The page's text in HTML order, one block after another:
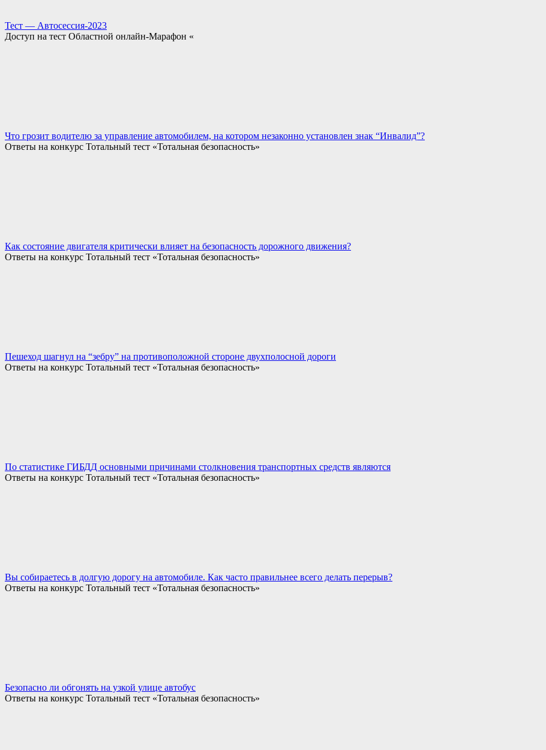
Тест — Автосессия-2023
Доступ на тест Областной онлайн-Марафон «
Что грозит водителю за управление автомобилем, на котором незаконно установлен знак “Инвалид”?
Ответы на конкурс Тотальный тест «Тотальная безопасность»
Как состояние двигателя критически влияет на безопасность дорожного движения?
Ответы на конкурс Тотальный тест «Тотальная безопасность»
Пешеход шагнул на “зебру” на противоположной стороне двухполосной дороги
Ответы на конкурс Тотальный тест «Тотальная безопасность»
По статистике ГИБДД основными причинами столкновения транспортных средств являются
Ответы на конкурс Тотальный тест «Тотальная безопасность»
Вы собираетесь в долгую дорогу на автомобиле. Как часто правильнее всего делать перерыв?
Ответы на конкурс Тотальный тест «Тотальная безопасность»
Безопасно ли обгонять на узкой улице автобус
Ответы на конкурс Тотальный тест «Тотальная безопасность»